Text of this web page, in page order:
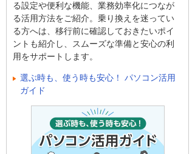
る設定や便利な機能、業務効率化につなが
る活用方法をご紹介。乗り換えを迷ってい
る方へは、移行前に確認しておきたいポイ
ントも紹介し、スムーズな準備と安心の利
用をサポートします。
選ぶ時も、使う時も安心！ パソコン活用
ガイド